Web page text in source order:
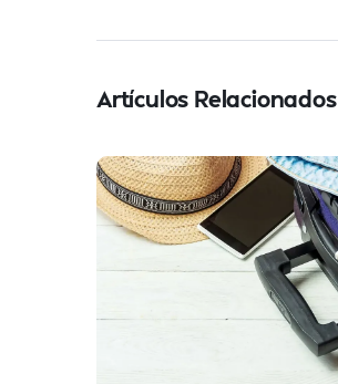
Artículos Relacionados